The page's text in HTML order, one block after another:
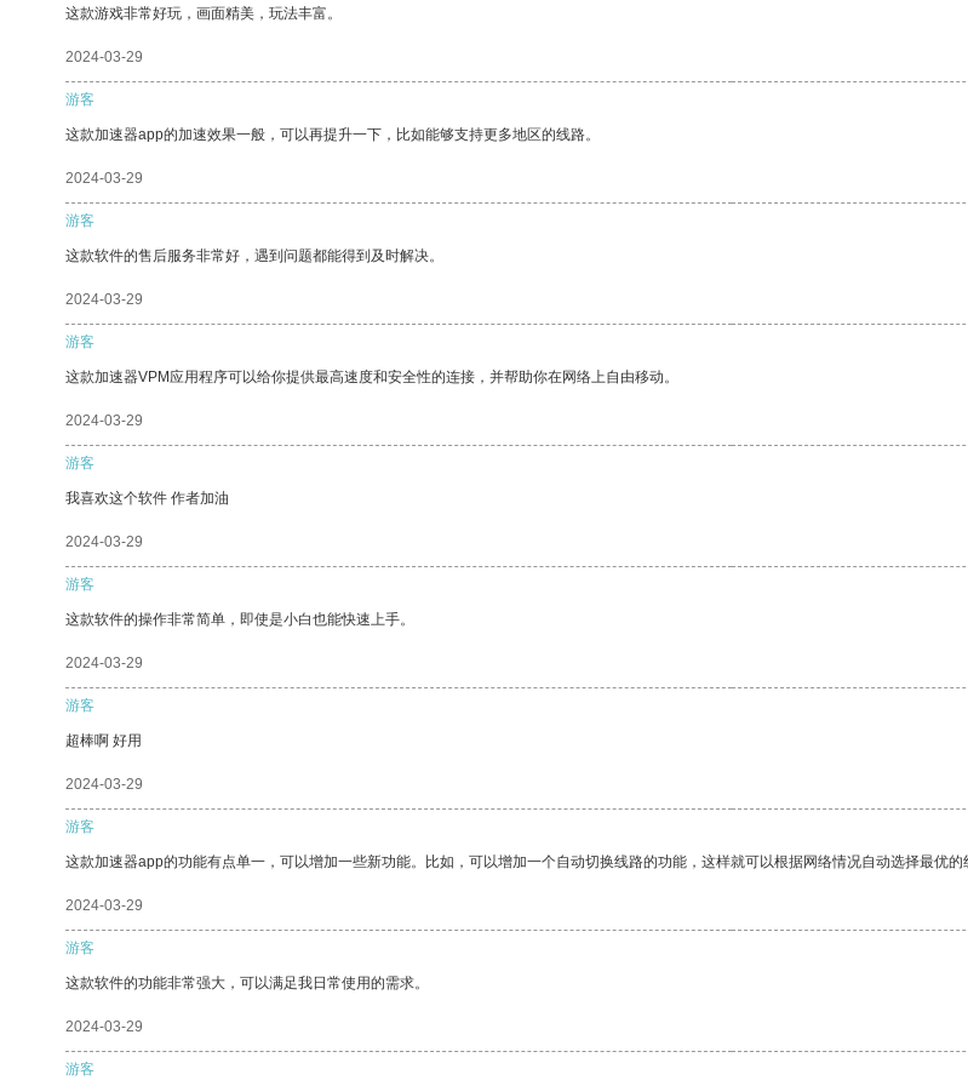
这款游戏非常好玩，画面精美，玩法丰富。
2024-03-29
游客
这款加速器app的加速效果一般，可以再提升一下，比如能够支持更多地区的线路。
2024-03-29
游客
这款软件的售后服务非常好，遇到问题都能得到及时解决。
2024-03-29
游客
这款加速器VPM应用程序可以给你提供最高速度和安全性的连接，并帮助你在网络上自由移动。
2024-03-29
游客
我喜欢这个软件 作者加油
2024-03-29
游客
这款软件的操作非常简单，即使是小白也能快速上手。
2024-03-29
游客
超棒啊 好用
2024-03-29
游客
这款加速器app的功能有点单一，可以增加一些新功能。比如，可以增加一个自动切换线路的功能，这样就可以根据网络情况自动选择最优的
2024-03-29
游客
这款软件的功能非常强大，可以满足我日常使用的需求。
2024-03-29
游客